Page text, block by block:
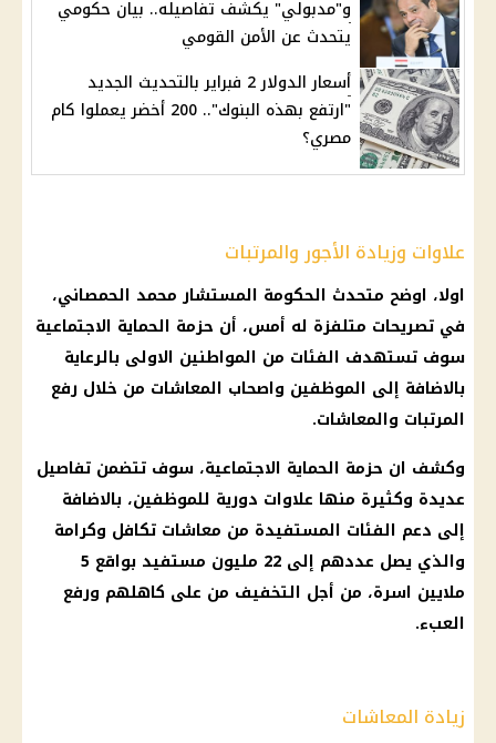
و"مدبولي" يكشف تفاصيله.. بيان حكومي
يتحدث عن الأمن القومي
أسعار الدولار 2 فبراير بالتحديث الجديد
"ارتفع بهذه البنوك".. 200 أخضر يعملوا كام
مصري؟
علاوات وزيادة الأجور والمرتبات
اولا، اوضح متحدث الحكومة المستشار محمد الحمصاني،
في تصريحات متلفزة له أمس، أن حزمة الحماية الاجتماعية
سوف تستهدف الفئات من المواطنين الاولى بالرعاية
بالاضافة إلى الموظفين واصحاب المعاشات من خلال رفع
المرتبات والمعاشات.
وكشف ان حزمة الحماية الاجتماعية، سوف تتضمن تفاصيل
عديدة وكثيرة منها علاوات دورية للموظفين، بالاضافة
إلى دعم الفئات المستفيدة من معاشات تكافل وكرامة
والذي يصل عددهم إلى 22 مليون مستفيد بواقع 5
ملايين اسرة، من أجل التخفيف من على كاهلهم ورفع
العبء.
زيادة المعاشات